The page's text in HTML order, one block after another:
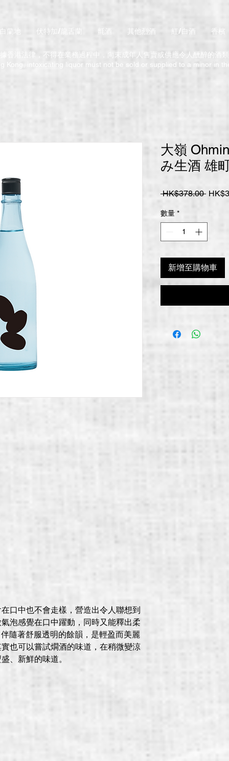
蘭地 伏特加/龍舌蘭 氈酒 其他烈酒 紅/白酒 香檳
香港法律，不得在業務過程中，向未成年人售賣或供應令人醺醉的酒
Kong, intoxicating liquor must not be sold or supplied to a minor in
口中也不會走樣，營造出令人聯想到
泡感覺在口中躍動，同時又能釋出柔
隨著舒服透明的餘韻，是輕盈而美麗
也可以嘗試燗酒的味道，在稍微變涼
、新鮮的味道。
大嶺
み生酒 雄
HK$378.00 一
格
數量 *
新增至購物車